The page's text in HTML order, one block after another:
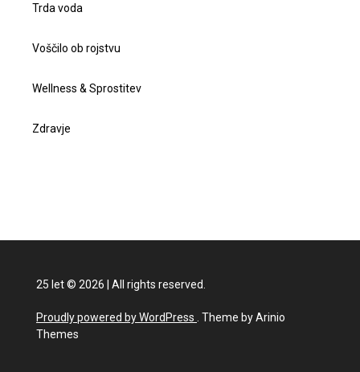
Trda voda
Voščilo ob rojstvu
Wellness & Sprostitev
Zdravje
25 let© 2026 All rights reserved.
Proudly powered by WordPress
. Theme by Arinio
Themes